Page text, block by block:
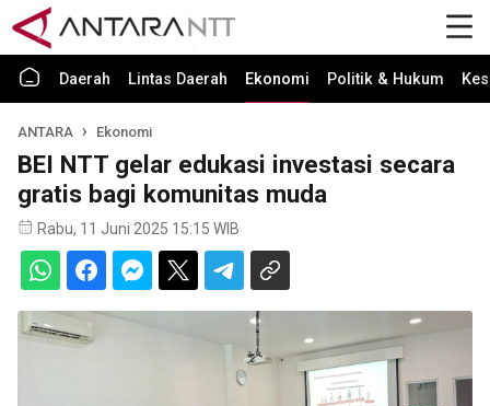
Daerah Lintas Daerah Ekonomi Politik & Hukum
ANTARA Ekonomi
BEI NTT gelar edukasi investasi secara
gratis bagi komunitas muda
Rabu, 11 Juni 2025 15:15 WIB